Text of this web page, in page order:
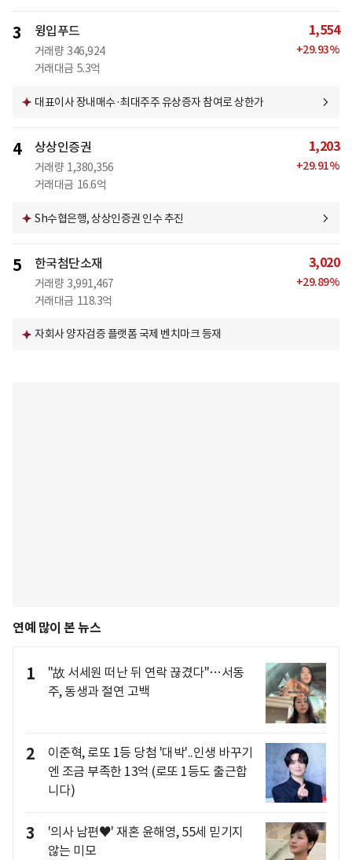
3 윙입푸드
거래량 346,924
거래대금 5.3억
1,554
+29.93%
대표이사 장내매수·최대주주 유상증자 참여로 상한가
4 상상인증권
거래량 1,380,356
거래대금 16.6억
1,203
+29.91%
Sh수협은행, 상상인증권 인수 추진
5 한국첨단소재
거래량 3,991,467
거래대금 118.3억
3,020
+29.89%
자회사 양자검증 플랫폼 국제 벤치마크 등재
연예 많이 본 뉴스
1
"故 서세원 떠난 뒤 연락 끊겼다"…서동
주, 동생과 절연 고백
2
이준혁, 로또 1등 당첨 '대박'..인생 바꾸기
엔 조금 부족한 13억 (로또 1등도 출근합
니다)
3
'의사 남편♥' 재혼 윤해영, 55세 믿기지
않는 미모